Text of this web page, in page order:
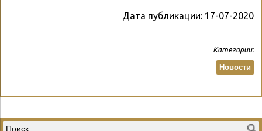
Дата публикации: 17-07-2020
Категории:
Новости